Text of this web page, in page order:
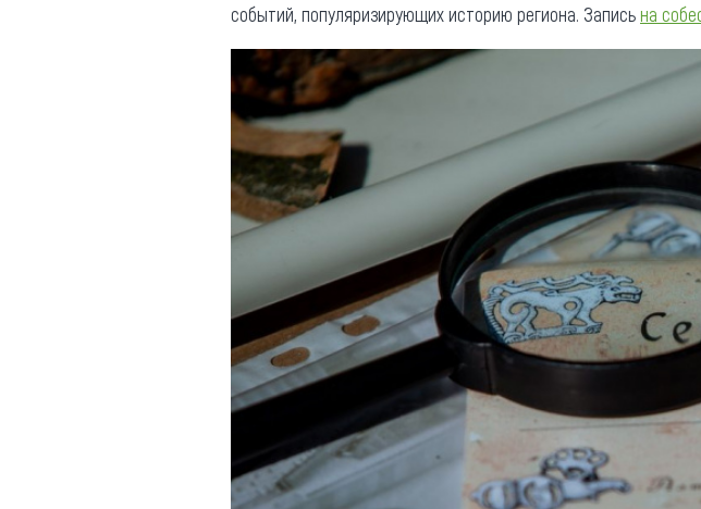
событий, популяризирующих историю региона. Записьна